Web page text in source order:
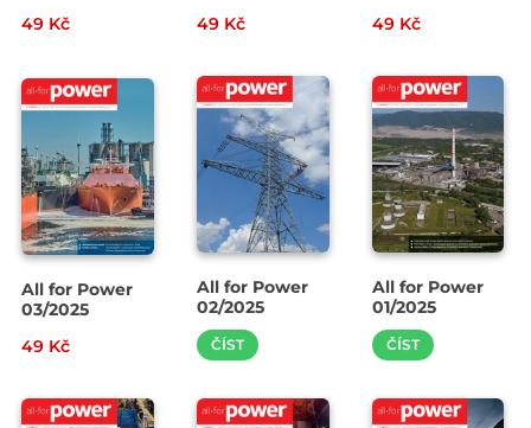
49 Kč
49 Kč
49 Kč
All for Power
03/2025
49 Kč
All for Power
02/2025
ČÍST
All for Power
01/2025
ČÍST